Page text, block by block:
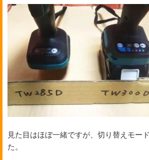
見た目はほぼ一緒ですが、切り替えモー
た。